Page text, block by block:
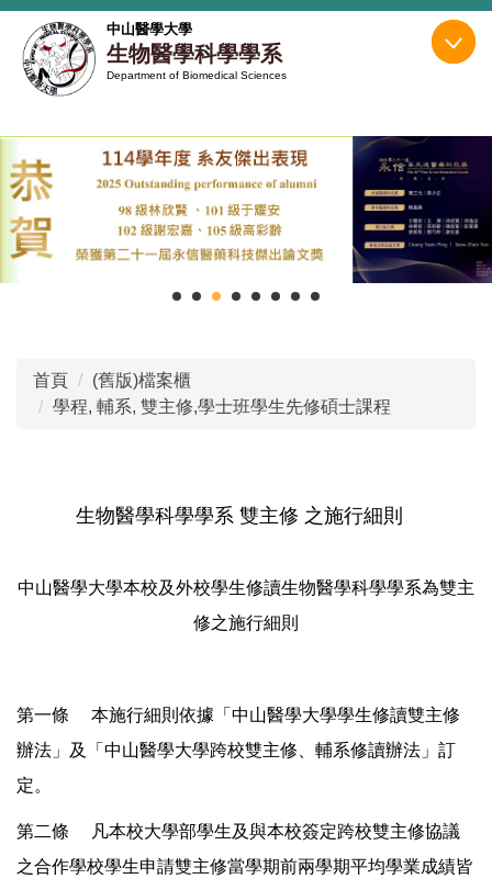
跳
到
主
區
中山醫學大學
生物醫學科學學系
Department of Biomedical Sciences
首頁
(舊版)檔案櫃
學程, 輔系, 雙主修,學士班學生先修碩士課程
生物醫學科學學系 雙主修 之施行細則
中山醫學大學本校及外校學生修讀生物醫學科學學系為雙主
修之施行細則
第一條 本施行細則依據「中山醫學大學學生修讀雙主修
辦法」及「中山醫學大學跨校雙主修、輔系修讀辦法」訂
定。
第二條 凡本校大學部學生及與本校簽定跨校雙主修協議
之合作學校學生申請雙主修當學期前兩學期平均學業成績皆